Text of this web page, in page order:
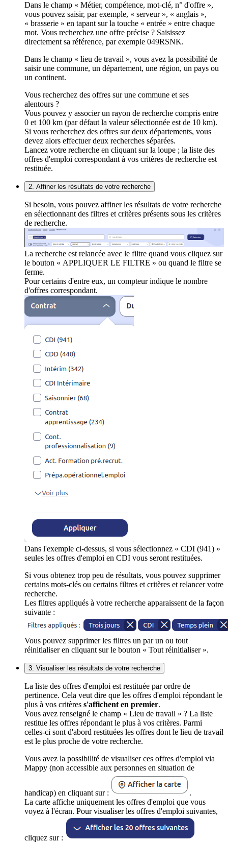
Dans le champ « Métier, compétence, mot-clé, n° d'offre »,
vous pouvez saisir, par exemple, « serveur », « anglais »,
« brasserie » en tapant sur la touche « entrée » entre chaque
mot. Vous recherchez une offre précise ? Saisissez
directement sa référence, par exemple 049RSNK.
Dans le champ « lieu de travail », vous avez la possibilité de
saisir une commune, un département, une région, un pays ou
un continent.
Vous recherchez des offres sur une commune et ses
alentours ?
Vous pouvez y associer un rayon de recherche compris entre
0 et 100 km (par défaut la valeur sélectionnée est de 10 km).
Si vous recherchez des offres sur deux départements, vous
devez alors effectuer deux recherches séparées.
Lancez votre recherche en cliquant sur la loupe ; la liste des
offres d'emploi correspondant à vos critères de recherche est
restituée.
2. Affiner les résultats de votre recherche
Si besoin, vous pouvez affiner les résultats de votre recherche
en sélectionnant des filtres et critères présents sous les critères
de recherche.
La recherche est relancée avec le filtre quand vous cliquez sur
le bouton « APPLIQUER LE FILTRE » ou quand le filtre se
ferme.
Pour certains d'entre eux, un compteur indique le nombre
d'offres correspondant.
Dans l'exemple ci-dessus, si vous sélectionnez « CDI (941) »
seules les offres d'emploi en CDI vous seront restituées.
Si vous obtenez trop peu de résultats, vous pouvez supprimer
certains mots-clés ou certains filtres et critères et relancer votre
recherche.
Les filtres appliqués à votre recherche apparaissent de la façon
suivante :
Vous pouvez supprimer les filtres un par un ou tout
réinitialiser en cliquant sur le bouton « Tout réinitialiser ».
3. Visualiser les résultats de votre recherche
La liste des offres d'emploi est restituée par ordre de
pertinence. Cela veut dire que les offres d'emploi répondant le
plus à vos critères s'affichent en premier.
Vous avez renseigné le champ « Lieu de travail » ? La liste
restitue les offres répondant le plus à vos critères. Parmi
celles-ci sont d'abord restituées les offres dont le lieu de travail
est le plus proche de votre recherche.
Vous avez la possibilité de visualiser ces offres d'emploi via
Mappy (non accessible aux personnes en situation de
handicap) en cliquant sur :
.
La carte affiche uniquement les offres d'emploi que vous
voyez à l'écran. Pour visualiser les offres d'emploi suivantes,
cliquez sur :